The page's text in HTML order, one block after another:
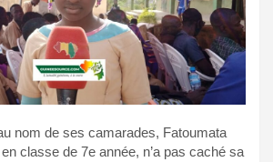
nom de ses camarades, Fatoumata
classe de 7e année, n’a pas caché sa